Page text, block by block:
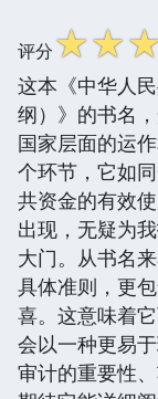
评分☆☆
这本《中华人
纲）》的书名
国家层面的运
个环节，它如
共资金的有效
出现，无疑为
大门。从书名
具体准则，更
喜。这意味着
会以一种更易
审计的重要性